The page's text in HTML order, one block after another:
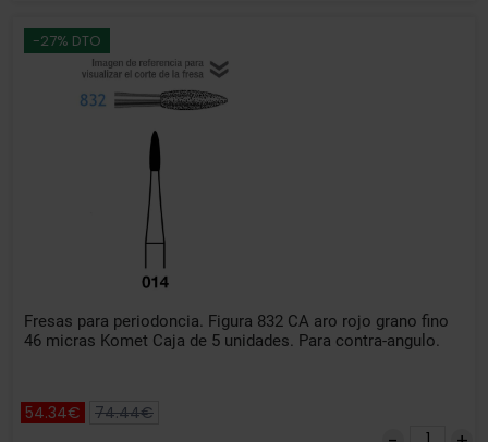
-27% DTO
Fresas para periodoncia. Figura 832 CA aro rojo grano fino
46 micras Komet Caja de 5 unidades. Para contra-angulo.
54.34€ 74.44€